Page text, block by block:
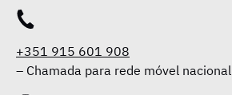
+351 915 601 908
– Chamada para rede móvel nacional